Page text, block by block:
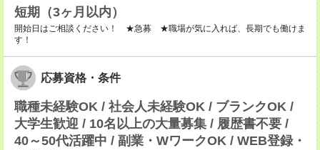
短期（3ヶ月以内）
開始日はご相談ください！ ★急募 ★職場が気に入れば、長期でも働けま
す！
応募資格・条件
職種未経験OK / 社会人未経験OK / ブランクOK /
大学生歓迎 / 10名以上の大量募集 / 履歴書不要 /
40～50代活躍中 / 副業・WワークOK / WEB登録・